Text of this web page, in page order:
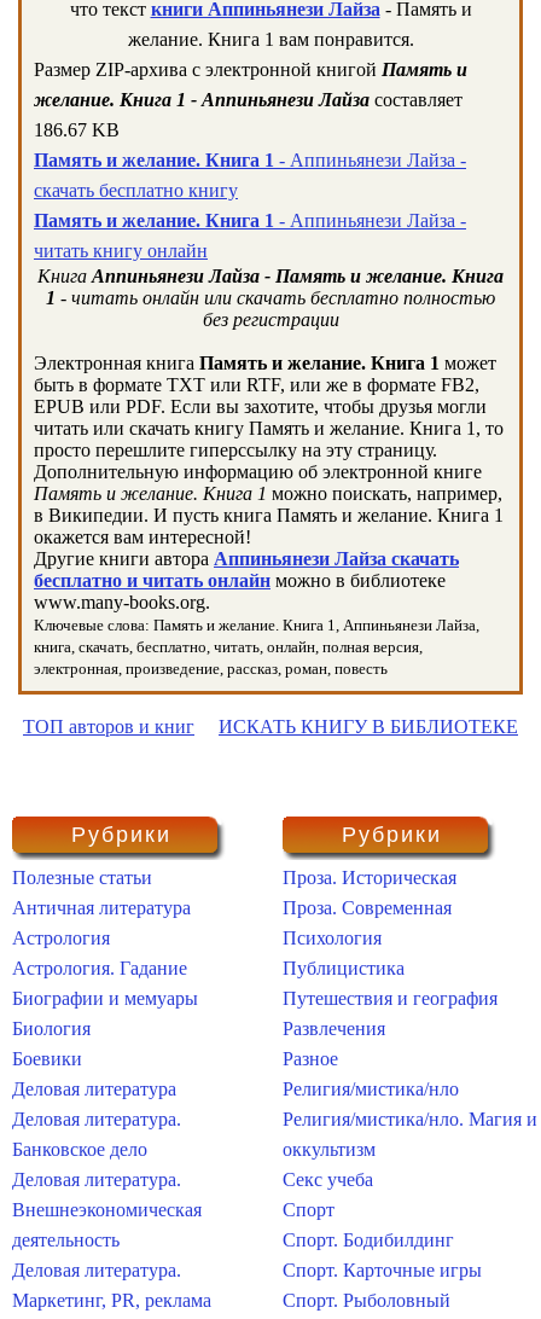
что текст книги Аппиньянези Лайза - Память и
желание. Книга 1 вам понравится.
Размер ZIP-архива c электронной книгой Память и
желание. Книга 1 - Аппиньянези Лайза составляет
186.67 KB
Память и желание. Книга 1 - Аппиньянези Лайза -
скачать бесплатно книгу
Память и желание. Книга 1 - Аппиньянези Лайза -
читать книгу онлайн
Книга Аппиньянези Лайза - Память и желание. Книга
1 - читать онлайн или скачать бесплатно полностью
без регистрации
Электронная книга Память и желание. Книга 1 может
быть в формате TXT или RTF, или же в формате FB2,
EPUB или PDF. Если вы захотите, чтобы друзья могли
читать или скачать книгу Память и желание. Книга 1, то
просто перешлите гиперссылку на эту страницу.
Дополнительную информацию об электронной книге
Память и желание. Книга 1 можно поискать, например,
в Википедии. И пусть книга Память и желание. Книга 1
окажется вам интересной!
Другие книги автора Аппиньянези Лайза скачать
бесплатно и читать онлайн можно в библиотеке
www.many-books.org.
Ключевые слова: Память и желание. Книга 1, Аппиньянези Лайза,
книга, скачать, бесплатно, читать, онлайн, полная версия,
электронная, произведение, рассказ, роман, повесть
ТОП авторов и книг ИСКАТЬ КНИГУ В БИБЛИОТЕКЕ
Рубрики
Полезные статьи
Античная литература
Астрология
Астрология. Гадание
Биографии и мемуары
Биология
Боевики
Деловая литература
Деловая литература.
Банковское дело
Деловая литература.
Внешнеэкономическая
деятельность
Деловая литература.
Маркетинг, PR, реклама
Рубрики
Проза. Историческая
Проза. Современная
Психология
Публицистика
Путешествия и география
Развлечения
Разное
Религия/мистика/нло
Религия/мистика/нло. Магия и
оккультизм
Секс учеба
Спорт
Спорт. Бодибилдинг
Спорт. Карточные игры
Спорт. Рыболовный